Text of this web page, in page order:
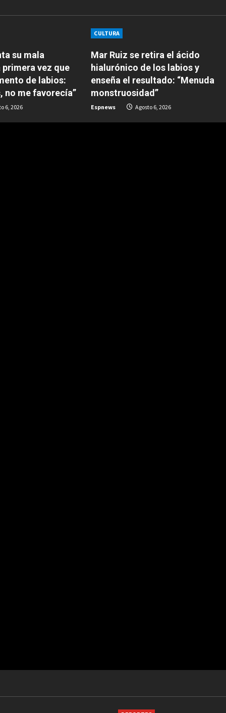
su mala
vez que
de labios:
no me favorecía”
6, 2026
CULTURA
Mar Ruiz se retira el ácido
hialurónico de los labios y
enseña el resultado: “Menuda
monstruosidad”
Espnews Agosto 6, 2026